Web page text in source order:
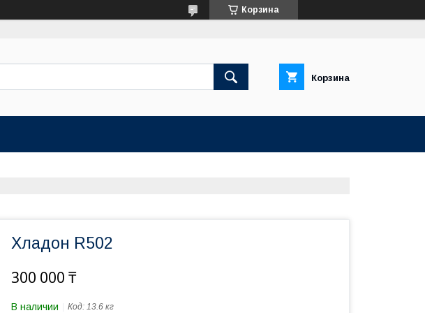
Корзина
Корзина
Хладон R502
300 000 ₸
В наличии Код: 13.6 кг